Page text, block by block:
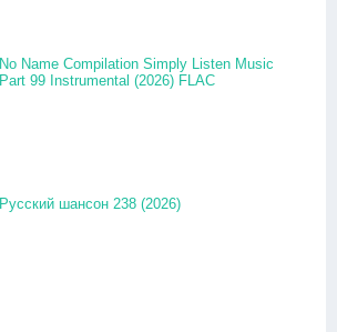
No Name Compilation Simply Listen Music
Part 99 Instrumental (2026) FLAC
Русский шансон 238 (2026)